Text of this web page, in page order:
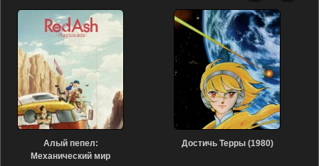
Алый пепел:
Механический мир
Достичь Терры (1980)